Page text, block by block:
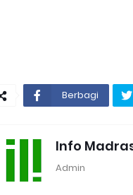
Berbagi
Info
Admin